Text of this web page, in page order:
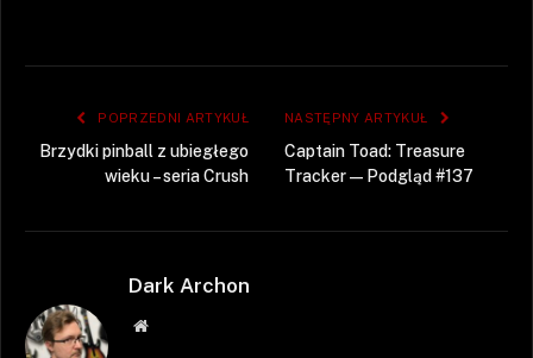
POPRZEDNI ARTYKUŁ
Brzydki pinball z ubiegłego
wieku – seria Crush
NASTĘPNY ARTYKUŁ
Captain Toad: Treasure
Tracker — Podgląd #137
Dark Archon
Strona